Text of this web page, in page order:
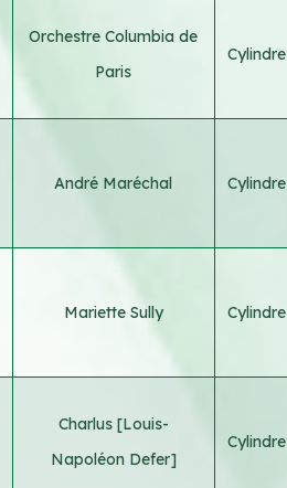
Orchestre Columbia de
Paris
Cylindre
André Maréchal Cylindre
Mariette Sully Cylindre
Charlus [Louis-
Napoléon Defer]
Cylindre